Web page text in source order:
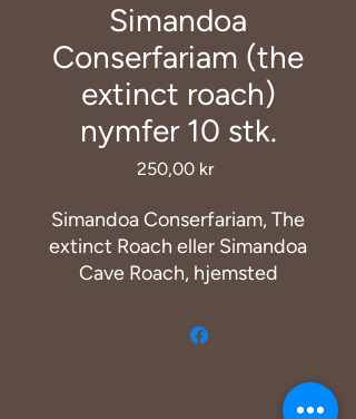
Simandoa
Conserfariam (the
extinct roach)
nymfer 10 stk.
250,00 krPris
Simandoa Conserfariam, The
extinct Roach eller Simandoa
Cave Roach, hjemsted
West Afrika. Denne arten er
naturen og er avhengig av at
hobbyen holder den i live i